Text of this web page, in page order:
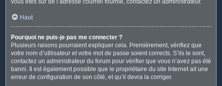
vous êtes sûr de l’adresse courriel fournie, contactez un administrateur.
Haut
Pourquoi ne puis-je pas me connecter ?
Plusieurs raisons pourraient expliquer cela. Premièrement, vérifiez que
votre nom d’utilisateur et votre mot de passe soient corrects. S’ils le sont,
contactez un administrateur du forum pour vérifier que vous n’avez pas été
banni. Il est également possible que le propriétaire du site Internet ait une
erreur de configuration de son côté, et qu’il devra la corriger.